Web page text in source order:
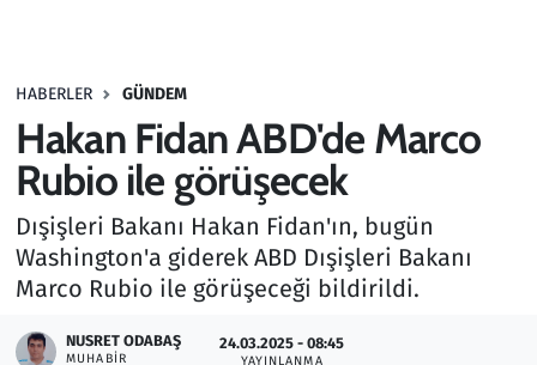
HABERLER GÜNDEM
Hakan Fidan ABD'de Marco
Rubio ile görüşecek
Dışişleri Bakanı Hakan Fidan'ın, bugün
Washington'a giderek ABD Dışişleri Bakanı
Marco Rubio ile görüşeceği bildirildi.
NUSRET ODABAŞ
MUHABIR
24.03.2025 - 08:45
YAYINLANMA
Haber
Kültür Sanat
Kurumsal Haberler
Lezzet Durağı
Memur ve Kamu